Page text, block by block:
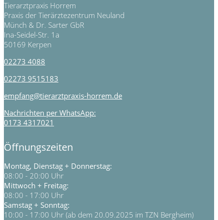
Tierarztpraxis Horrem
Praxis der Tierärztezentrum Neuland
Münch & Dr. Sarter GbR
Ina-Seidel-Str. 1a
50169 Kerpen
02273 4088
02273 9515183
empfang@tierarztpraxis-horrem.de
Nachrichten per WhatsApp:
0173 4317021
Öffnungszeiten
Montag, Dienstag + Donnerstag:
08:00 - 20:00 Uhr
Mittwoch + Freitag:
08:00 - 17:00 Uhr
Samstag + Sonntag:
10:00 - 17:00 Uhr (ab dem 20.09.2025 im TZN Bergheim)